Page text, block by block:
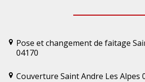
Pose et changement de faitage
04170
Couverture Saint Andre Les Alpes